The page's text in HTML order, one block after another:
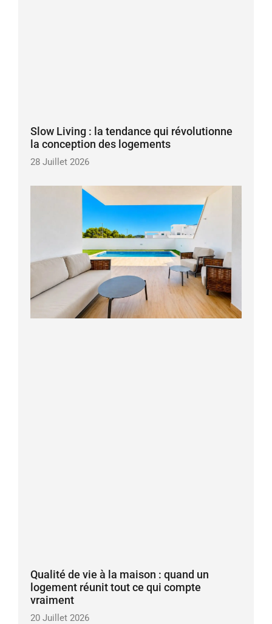
Slow Living : la tendance qui révolutionne
la conception des logements
28 Juillet 2026
Qualité de vie à la maison : quand un
logement réunit tout ce qui compte
vraiment
20 Juillet 2026